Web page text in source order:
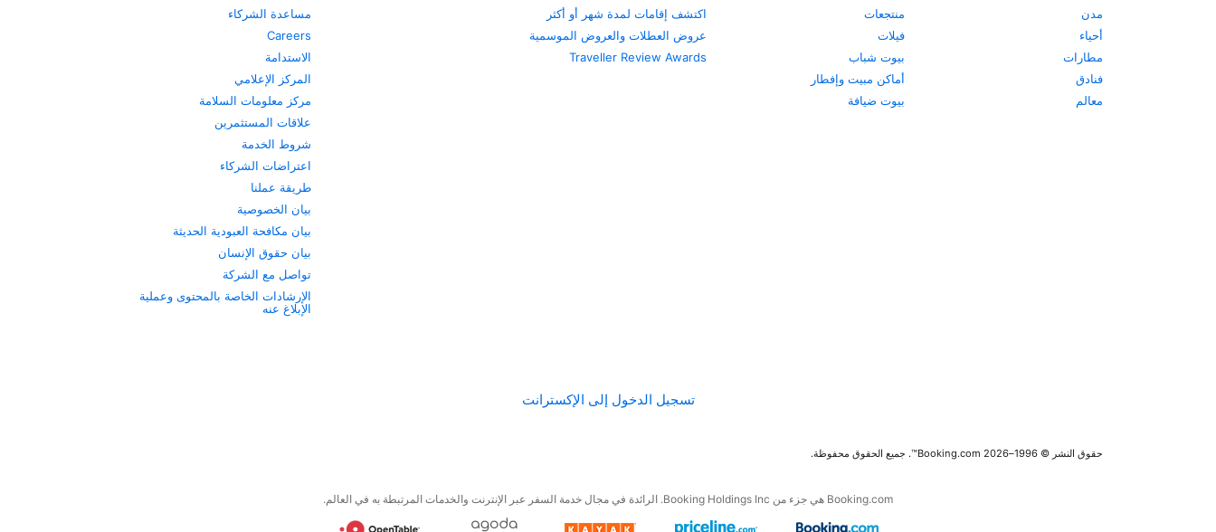
مدن
أحياء
مطارات
فنادق
معالم
منتجعات
فيلات
بيوت شباب
أماكن مبيت وإفطار
بيوت ضيافة
اكتشف إقامات لمدة شهر أو أكثر
عروض العطلات والعروض الموسمية
Traveller Review Awards
مساعدة الشركاء
Careers
الاستدامة
المركز الإعلامي
مركز معلومات السلامة
علاقات المستثمرين
شروط الخدمة
اعتراضات الشركاء
طريقة عملنا
بيان الخصوصية
بيان مكافحة العبودية الحديثة
بيان حقوق الإنسان
تواصل مع الشركة
الإرشادات الخاصة بالمحتوى وعملية
الإبلاغ عنه
تسجيل الدخول إلى الإكسترانت
حقوق النشر © 1996–2026 Booking.com™. جميع الحقوق محفوظة.
Booking.com هي جزء من Booking Holdings Inc. الرائدة في مجال خدمة السفر عبر الإنترنت والخدمات المرتبطة به في العالم.